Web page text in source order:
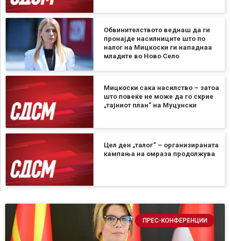
Обвинителството веднаш да ги
пронајде насилниците што по
налог на Мицкоски ги нападнаа
младите во Ново Село
Мицкоски сака насилство – затоа
што повеќе не може да го скрие
„тајниот план“ на Муцунски
Цел ден „талог“ – организираната
кампања на омраза продолжува
ПРЕС-КОНФЕРЕНЦИИ